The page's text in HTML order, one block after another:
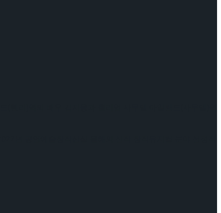
헨리)역의 배우 김지웅과 윌리엄 사무엘 아일랜드(사무엘)역
년 공연예술창작산실 올해의 신작 창작뮤지컬 분야 선정작